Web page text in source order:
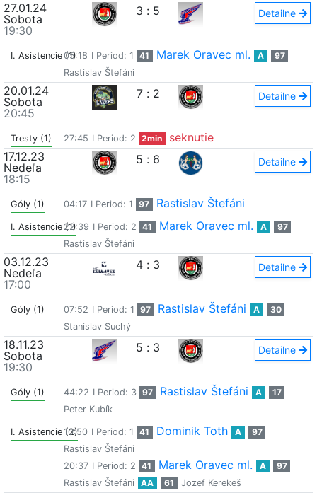
27.01.24
Sobota
19:30
3 : 5 Detailne
I. Asistencie (1)05:18 I Period: 1 41 Marek Oravec ml. A
97
Rastislav Štefáni
20.01.24
Sobota
20:45
7 : 2 Detailne
Tresty (1) 27:45 I Period: 2 2min
seknutie
17.12.23
Nedeľa
18:15
5 : 6 Detailne
Góly (1) 04:17 I Period: 1 97 Rastislav Štefáni
I. Asistencie (1)22:39 I Period: 2 41 Marek Oravec ml. A
97
Rastislav Štefáni
03.12.23
Nedeľa
17:00
4 : 3 Detailne
Góly (1) 07:52 I Period: 1 97 Rastislav Štefáni A
30
Stanislav Suchý
18.11.23
Sobota
19:30
5 : 3 Detailne
Góly (1) 44:22 I Period: 3 97 Rastislav Štefáni A
17
Peter Kubík
I. Asistencie (2)
10:50 I Period: 1 41 Dominik Toth A
97
Rastislav Štefáni
20:37 I Period: 2 41 Marek Oravec ml. A
97
Rastislav Štefáni
AA 61 Jozef Kerekeš